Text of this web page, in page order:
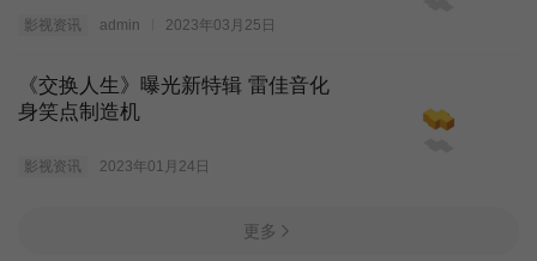
影视资讯 admin 2023年03月25日
《交换人生》曝光新特辑 雷佳音化
身笑点制造机
影视资讯 2023年01月24日
更多